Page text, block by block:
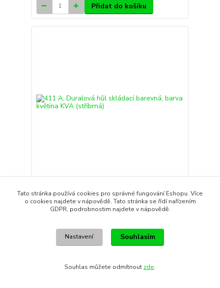
Přidat do košíku
květina KVA (stříbrná)
420 Kč
347 Kčbez DPH Skladem
Tato stránka používá cookies pro správné fungování Eshopu. Více
o cookies najdete v nápovědě. Tato stránka se řídí nařízením
GDPR, podrobnostim najdete v nápovědě.
Nastavení Souhlasím
Souhlas můžete odmítnout zde.